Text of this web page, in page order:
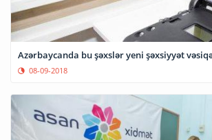
Azərbaycanda bu şəxslər yeni şəxsiyyət
08-09-2018